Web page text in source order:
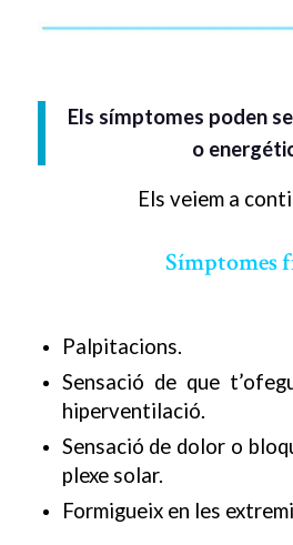
Els símptomes poden
o
Els veiem a
Símptomes
Palpitacions.
Sensació de que
hiperventilació.
Sensació de dolor o
plexe solar.
Formigueix en les